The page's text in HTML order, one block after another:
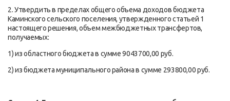
2. Утвердить в пределах общего объема доходов бюджета
Каминского сельского поселения, утвержденного статьей 1
настоящего решения, объем межбюджетных трансфертов,
получаемых:
1) из областного бюджета в сумме 9043700,00 руб.
2) из бюджета муниципального района в сумме 293800,00 руб.